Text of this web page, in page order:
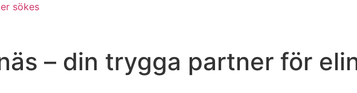
sökes
– din trygga partner för